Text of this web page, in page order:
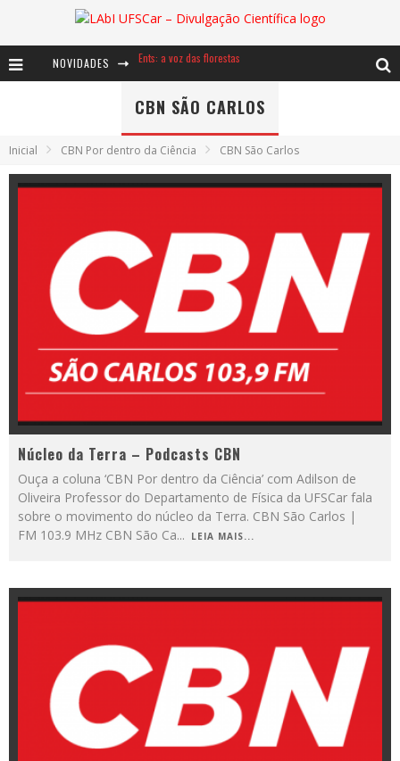
NOVIDADES Notáveis: Bertha Lutz
Ents: a voz das florestas
CBN SÃO CARLOS
Inicial CBN Por dentro da Ciência CBN São Carlos
Núcleo da Terra – Podcasts CBN
Ouça a coluna ‘CBN Por dentro da Ciência’ com Adilson de
Oliveira Professor do Departamento de Física da UFSCar fala
sobre o movimento do núcleo da Terra. CBN São Carlos |
FM 103.9 MHz CBN São Ca... LEIA MAIS...